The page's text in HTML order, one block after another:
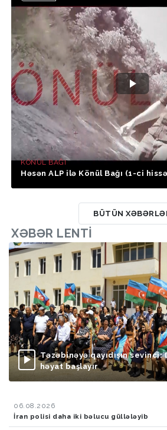
KÖNÜL BAĞI
Həsən ALP ilə Könül Bağı (1-ci
BÜTÜN
XƏBƏR LENTI
Təzəbinəyə qayıdışın
həyat başlayır
06.08.2026
İran polisi daha iki bəlucu güllələyib